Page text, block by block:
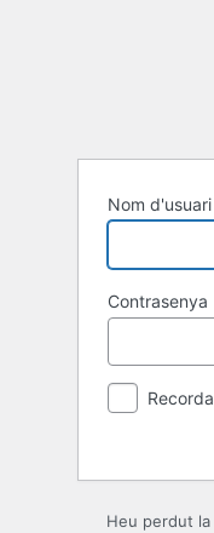
Nom
Contrasenya
Heu perdut